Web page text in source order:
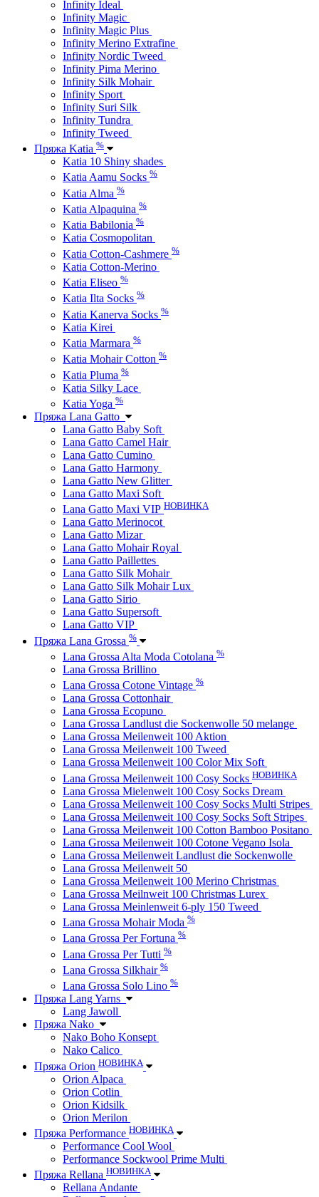
Infinity Ideal
Infinity Magic
Infinity Magic Plus
Infinity Merino Extrafine
Infinity Nordic Tweed
Infinity Pima Merino
Infinity Silk Mohair
Infinity Sport
Infinity Suri Silk
Infinity Tundra
Infinity Tweed
Пряжа Katia %
Katia 10 Shiny shades
Katia Aamu Socks %
Katia Alma %
Katia Alpaquina %
Katia Babilonia %
Katia Cosmopolitan
Katia Cotton-Cashmere %
Katia Cotton-Merino
Katia Eliseo %
Katia Ilta Socks %
Katia Kanerva Socks %
Katia Kirei
Katia Marmara %
Katia Mohair Cotton %
Katia Pluma %
Katia Silky Lace
Katia Yoga %
Пряжа Lana Gatto
Lana Gatto Baby Soft
Lana Gatto Camel Hair
Lana Gatto Cumino
Lana Gatto Harmony
Lana Gatto New Glitter
Lana Gatto Maxi Soft
Lana Gatto Maxi VIP НОВИНКА
Lana Gatto Merinocot
Lana Gatto Mizar
Lana Gatto Mohair Royal
Lana Gatto Paillettes
Lana Gatto Silk Mohair
Lana Gatto Silk Mohair Lux
Lana Gatto Sirio
Lana Gatto Supersoft
Lana Gatto VIP
Пряжа Lana Grossa %
Lana Grossa Alta Moda Cotolana %
Lana Grossa Brillino
Lana Grossa Cotone Vintage %
Lana Grossa Cottonhair
Lana Grossa Ecopuno
Lana Grossa Landlust die Sockenwolle 50 melange
Lana Grossa Meilenweit 100 Aktion
Lana Grossa Meilenweit 100 Tweed
Lana Grossa Meilenweit 100 Color Mix Soft
Lana Grossa Meilenweit 100 Cosy Socks НОВИНКА
Lana Grossa Mielenweit 100 Cosy Socks Dream
Lana Grossa Meilenweit 100 Cosy Socks Multi Stripes
Lana Grossa Meilenweit 100 Cosy Socks Soft Stripes
Lana Grossa Meilenweit 100 Cotton Bamboo Positano
Lana Grossa Meilenweit 100 Cotone Vegano Isola
Lana Grossa Meilenweit Landlust die Sockenwolle
Lana Grossa Meilenweit 50
Lana Grossa Meilenweit 100 Merino Christmas
Lana Grossa Meilnweit 100 Christmas Lurex
Lana Grossa Meinlenweit 6-ply 150 Tweed
Lana Grossa Mohair Moda %
Lana Grossa Per Fortuna %
Lana Grossa Per Tutti %
Lana Grossa Silkhair %
Lana Grossa Solo Lino %
Пряжа Lang Yarns
Lang Jawoll
Пряжа Nako
Nako Boho Konsept
Nako Calico
Пряжа Orion НОВИНКА
Orion Alpaca
Orion Cotlin
Orion Kidsilk
Orion Merilon
Пряжа Performance НОВИНКА
Performance Cool Wool
Performance Sockwool Prime Multi
Пряжа Rellana НОВИНКА
Rellana Andante